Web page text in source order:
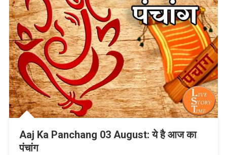
Aaj Ka Panchang 03 August: ये है आज का
पंचांग